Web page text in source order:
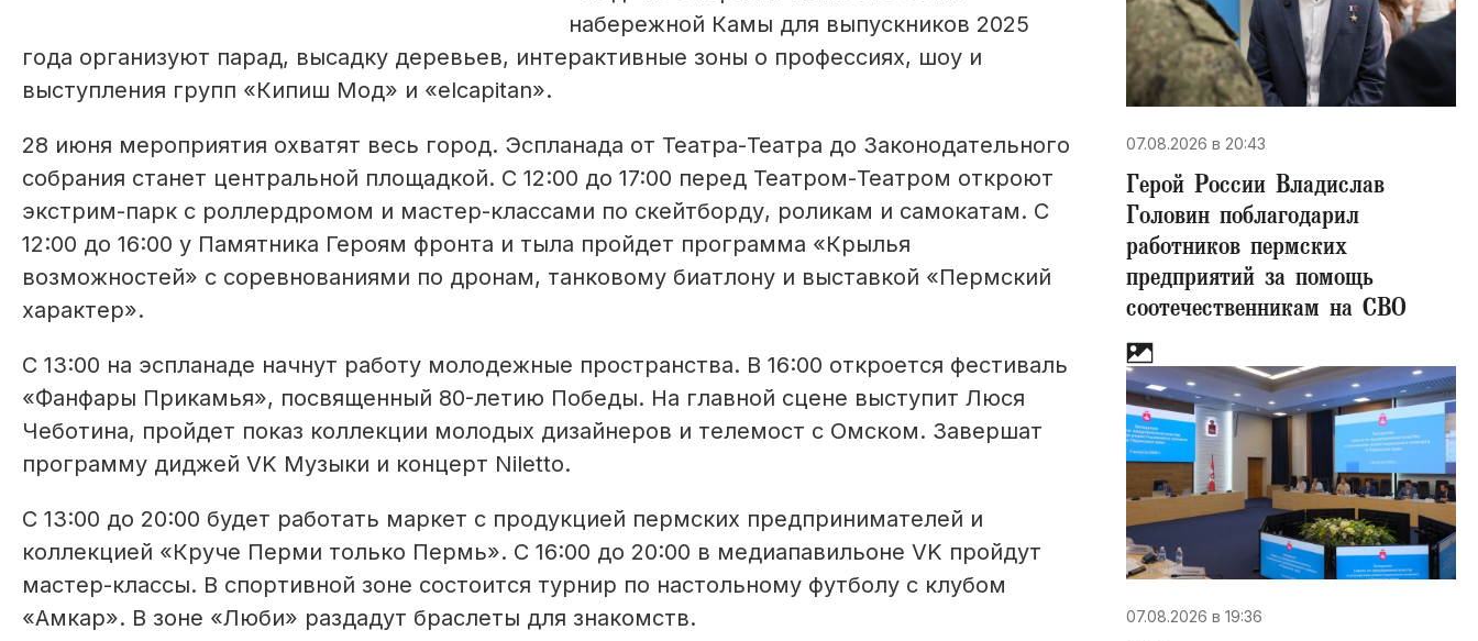
набережной Камы для выпускников 2025
года организуют парад, высадку деревьев, интерактивные зоны о профессиях, шоу и
выступления групп «Кипиш Мод» и «elcapitan».
28 июня мероприятия охватят весь город. Эспланада от Театра-Театра до Законодательного
собрания станет центральной площадкой. С 12:00 до 17:00 перед Театром-Театром откроют
экстрим-парк с роллердромом и мастер-классами по скейтборду, роликам и самокатам. С
12:00 до 16:00 у Памятника Героям фронта и тыла пройдет программа «Крылья
возможностей» с соревнованиями по дронам, танковому биатлону и выставкой «Пермский
характер».
С 13:00 на эспланаде начнут работу молодежные пространства. В 16:00 откроется фестиваль
«Фанфары Прикамья», посвященный 80-летию Победы. На главной сцене выступит Люся
Чеботина, пройдет показ коллекции молодых дизайнеров и телемост с Омском. Завершат
программу диджей VK Музыки и концерт Niletto.
С 13:00 до 20:00 будет работать маркет с продукцией пермских предпринимателей и
коллекцией «Круче Перми только Пермь». С 16:00 до 20:00 в медиапавильоне VK пройдут
мастер-классы. В спортивной зоне состоится турнир по настольному футболу с клубом
«Амкар». В зоне «Люби» раздадут браслеты для знакомств.
07.08.2026 в 20:43
Герой России Владислав
Головин поблагодарил
работников пермских
предприятий за помощь
соотечественникам на СВО
07.08.2026 в 19:36